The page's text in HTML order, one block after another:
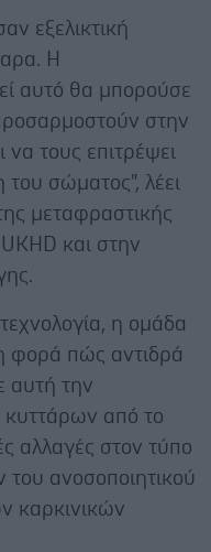
εξελικτική
Η
αυτό θα μπορούσε
στην
να τους επιτρέψει
σώματος", λέει
μεταφραστικής
και στην
η ομάδα
φορά πώς αντιδρά
αυτή την
από το
αλλαγές στον τύπο
ανοσοποιητικού
καρκινικών